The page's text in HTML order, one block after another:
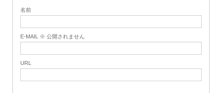
名前
E-MAIL ※ 公開されません
URL